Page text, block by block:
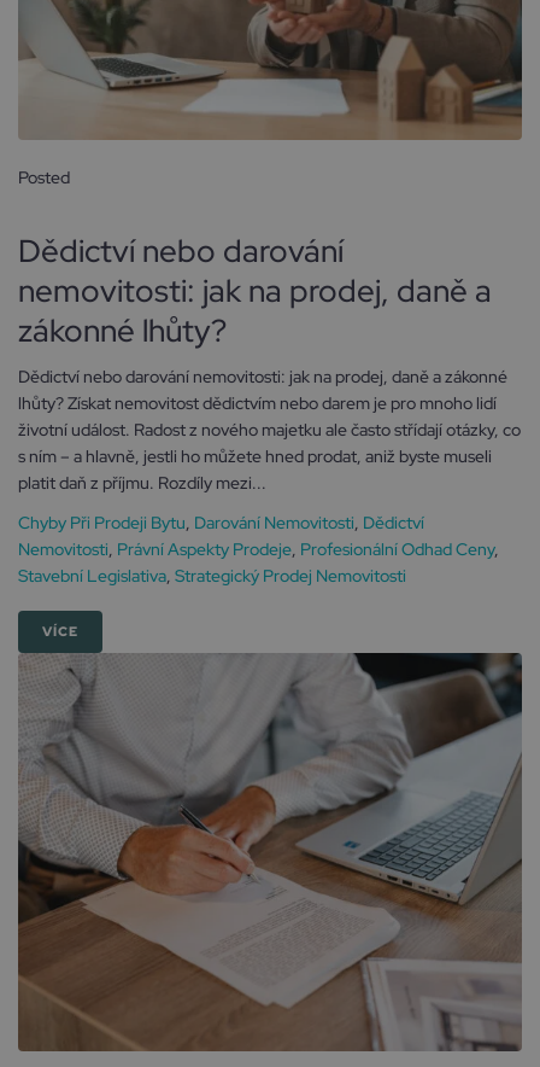
Posted
Dědictví nebo darování
nemovitosti: jak na prodej, daně a
zákonné lhůty?
Dědictví nebo darování nemovitosti: jak na prodej, daně a zákonné
lhůty? Získat nemovitost dědictvím nebo darem je pro mnoho lidí
životní událost. Radost z nového majetku ale často střídají otázky, co
s ním – a hlavně, jestli ho můžete hned prodat, aniž byste museli
platit daň z příjmu. Rozdíly mezi...
Chyby Při Prodeji Bytu, Darování Nemovitosti, Dědictví
Nemovitosti, Právní Aspekty Prodeje, Profesionální Odhad Ceny,
Stavební Legislativa, Strategický Prodej Nemovitosti
VÍCE